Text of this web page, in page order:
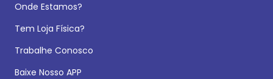
Onde Estamos?
Tem Loja Física?
Trabalhe Conosco
Baixe Nosso APP